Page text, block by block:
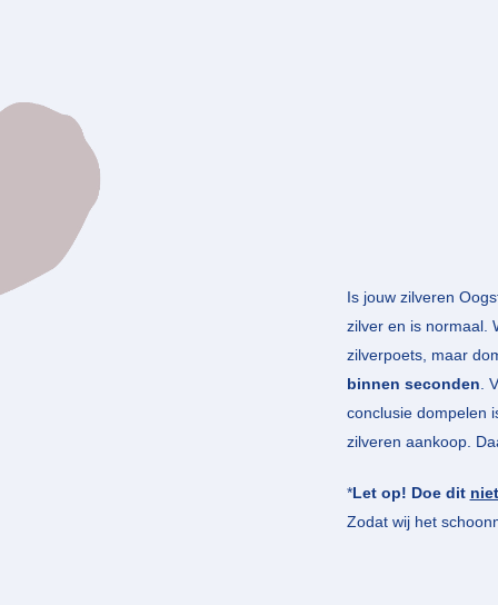
Is jouw zilveren
zilver en is normaal.
zilverpoets, maar
binnen seconden.
conclusie dompelen
zilveren aankoop.
*Let op! Doe dit niet
Zodat wij het